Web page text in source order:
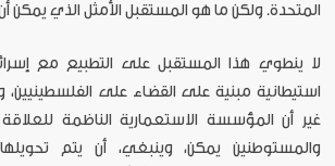
المتحدة. ولكن ما هو المستقبل الأمثل الذي يمكن
لا ينطوي هذا المستقبل على التطبيع مع
استيطانية مبنية على القضاء على الفلسطينيين،
غير أن المؤسسة الاستعمارية الناظمة للعلاقة
والمستوطنين يمكن، وينبغي، أن يتم